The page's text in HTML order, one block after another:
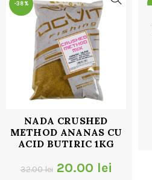
-38%
NADA CRUSHED
METHOD ANANAS CU
ACID BUTIRIC 1KG
32.00lei Prețul
20.00 lei